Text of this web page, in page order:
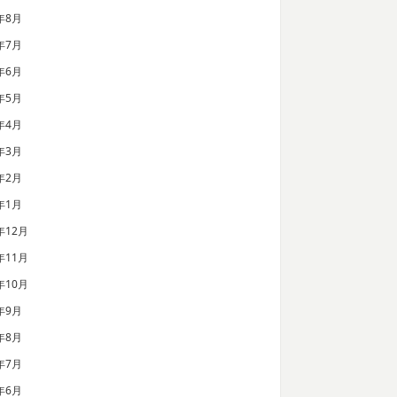
8月
7月
6月
5月
4月
3月
2月
1月
12月
11月
10月
9月
8月
7月
6月